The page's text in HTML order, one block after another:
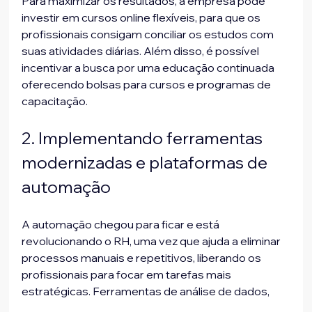
investir em cursos online flexíveis, para que os
profissionais consigam conciliar os estudos com
suas atividades diárias. Além disso, é possível
incentivar a busca por uma educação continuada
oferecendo bolsas para cursos e programas de
capacitação.
2. Implementando ferramentas
modernizadas e plataformas de
automação
A automação chegou para ficar e está
revolucionando o RH, uma vez que ajuda a eliminar
processos manuais e repetitivos, liberando os
profissionais para focar em tarefas mais
estratégicas. Ferramentas de análise de dados,